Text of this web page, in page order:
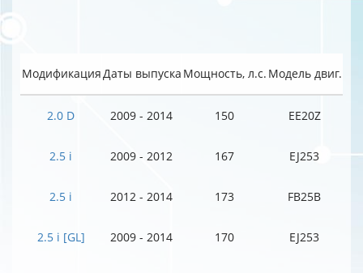
МодификацияДаты выпуска Мощность, л.с. Модель двиг.
2.0 D 2009 - 2014 150 EE20Z
2.5 i 2009 - 2012 167 EJ253
2.5 i 2012 - 2014 173 FB25B
2.5 i [GL] 2009 - 2014 170 EJ253